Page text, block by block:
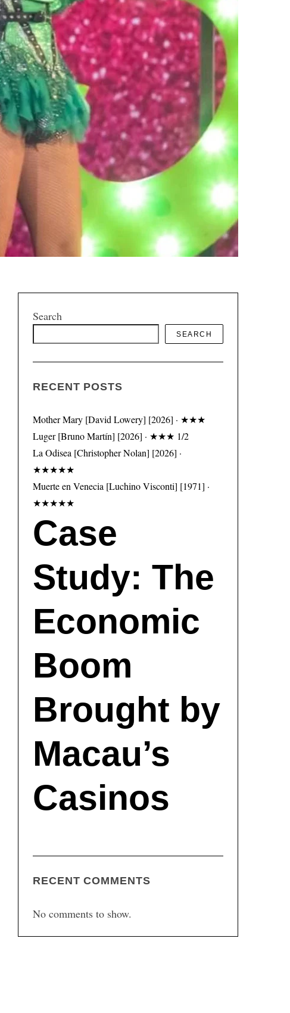
Search
SEARCH
RECENT POSTS
Mother Mary [David Lowery] [2026] · ★★★
Luger [Bruno Martín] [2026] · ★★★ 1/2
La Odisea [Christopher Nolan] [2026] ·
★★★★★
Muerte en Venecia [Luchino Visconti] [1971] ·
★★★★★
Case
Study: The
Economic
Boom
Brought by
Macau’s
Casinos
RECENT COMMENTS
No comments to show.